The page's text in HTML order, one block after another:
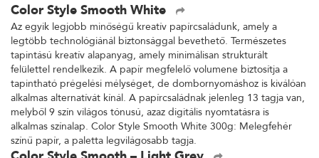
Color Style Smooth White
Az egyik legjobb minőségű kreatív papírcsaládunk, amely a
legtöbb technológiánál biztonsággal bevethető. Természetes
tapintású kreatív alapanyag, amely minimálisan strukturált
felülettel rendelkezik. A papír megfelelő volumene biztosítja a
tapintható prégelési mélységet, de dombornyomáshoz is kiválóan
alkalmas alternatívát kínál. A papírcsaládnak jelenleg 13 tagja van,
melyből 9 szín világos tónusú, azaz digitális nyomtatásra is
alkalmas színalap. Color Style Smooth White 300g: Melegfehér
színű papír, a paletta legvilágosabb tagja.